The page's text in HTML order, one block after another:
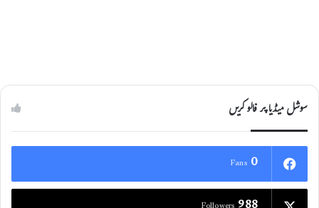
سوشل میڈیا پر فالو کریں
0
Fans